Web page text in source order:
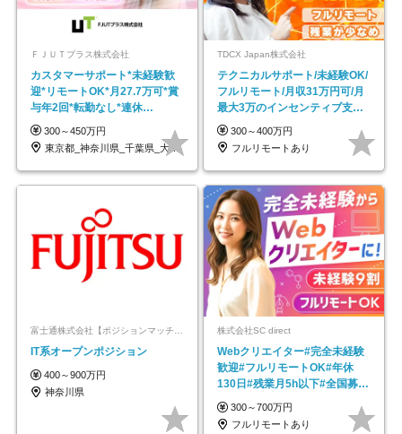
ＦＪＵＴプラス株式会社
カスタマーサポート*未経験歓
迎*リモートOK*月27.7万可*賞
与年2回*転勤なし*連休
OK/ZE010232
300～450万円
東京都_神奈川県_千葉県_大阪府_愛知県…
TDCX Japan株式会社
テクニカルサポート/未経験OK/
フルリモート/月収31万円可/月
最大3万のインセンティブ支給/
平均年齢33歳
300～400万円
フルリモートあり
富士通株式会社【ポジションマッチ登録】
IT系オープンポジション
400～900万円
神奈川県
株式会社SC direct
Webクリエイター#完全未経験
歓迎#フルリモートOK#年休
130日#残業月5h以下#全国募集
#最大1年の研修
300～700万円
フルリモートあり